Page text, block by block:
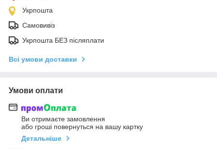
Укрпошта
Самовивіз
Укрпошта БЕЗ післяплати
Всі умови доставки
Умови оплати
Ви отримаєте замовлення
або гроші повернуться на вашу картку
Детальніше